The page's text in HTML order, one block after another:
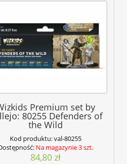
Premium set by
80255 Defenders of
the Wild
Kod produktu:val-80255
Na magazynie 3 szt.
84,80 zł